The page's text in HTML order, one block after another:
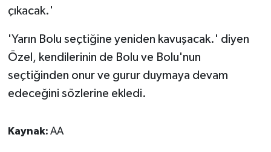
çıkacak.'
'Yarın Bolu seçtiğine yeniden kavuşacak.' diyen
Özel, kendilerinin de Bolu ve Bolu'nun
seçtiğinden onur ve gurur duymaya devam
edeceğini sözlerine ekledi.
Kaynak: AA